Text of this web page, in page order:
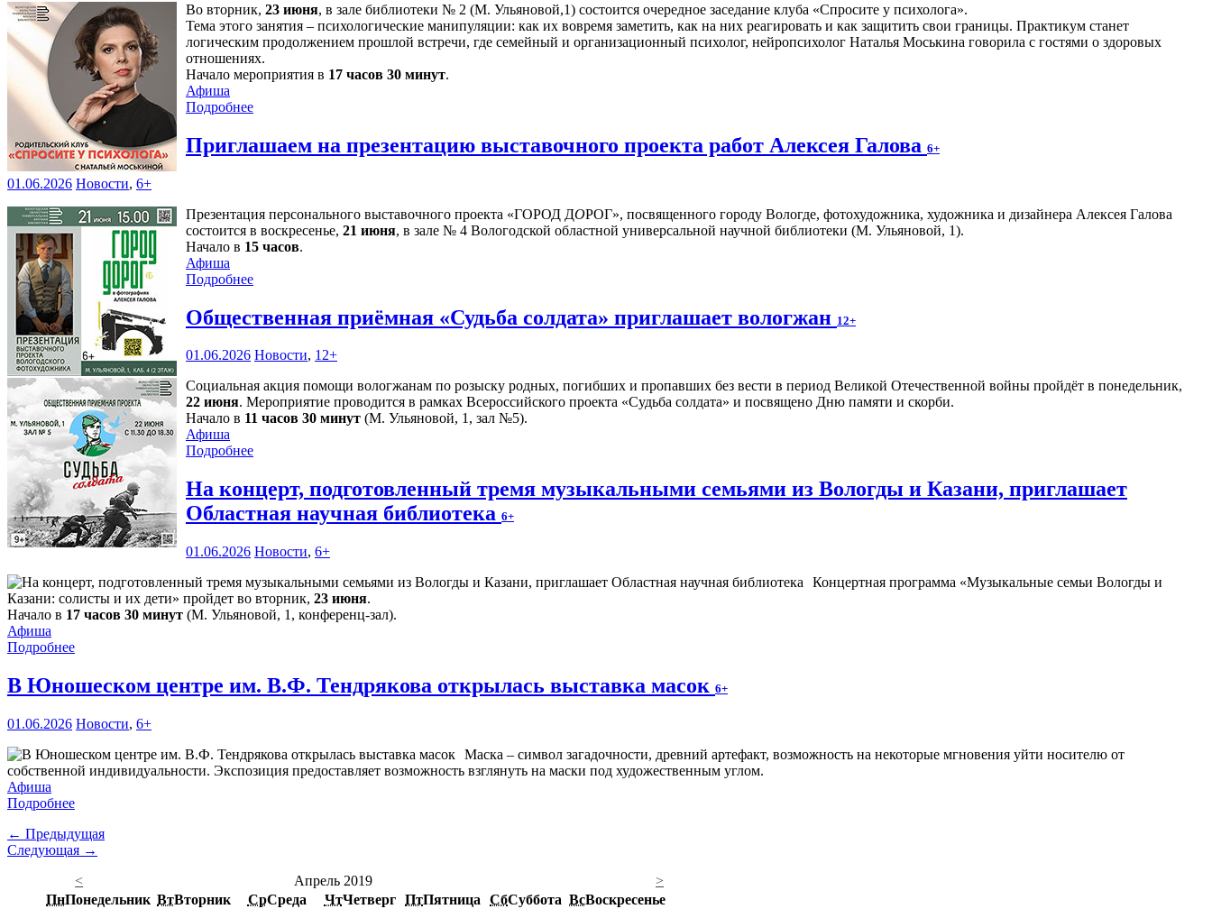
Во вторник, 23 июня, в зале библиотеки № 2 (М. Ульяновой,1) состоится очередное заседание клуба «Спросите у психолога».
Тема этого занятия – психологические манипуляции: как их вовремя заметить, как на них реагировать и как защитить свои границы. Практикум станет
логическим продолжением прошлой встречи, где семейный и организационный психолог, нейропсихолог Наталья Моськина говорила с гостями о здоровых
отношениях.
Начало мероприятия в 17 часов 30 минут.
Афиша
Подробнее
Приглашаем на презентацию выставочного проекта работ Алексея Галова 6+
01.06.2026 Новости, 6+
Презентация персонального выставочного проекта «ГОРОД ДОРОГ», посвященного городу Вологде, фотохудожника, художника и дизайнера Алексея Галова
состоится в воскресенье, 21 июня, в зале № 4 Вологодской областной универсальной научной библиотеки (М. Ульяновой, 1).
Начало в 15 часов.
Афиша
Подробнее
Общественная приёмная «Судьба солдата» приглашает вологжан 12+
01.06.2026 Новости, 12+
Социальная акция помощи вологжанам по розыску родных, погибших и пропавших без вести в период Великой Отечественной войны пройдёт в понедельник,
22 июня. Мероприятие проводится в рамках Всероссийского проекта «Судьба солдата» и посвящено Дню памяти и скорби.
Начало в 11 часов 30 минут (М. Ульяновой, 1, зал №5).
Афиша
Подробнее
На концерт, подготовленный тремя музыкальными семьями из Вологды и Казани, приглашает
Областная научная библиотека 6+
01.06.2026 Новости, 6+
Концертная программа «Музыкальные семьи Вологды и
Казани: солисты и их дети» пройдет во вторник, 23 июня.
Начало в 17 часов 30 минут (М. Ульяновой, 1, конференц-зал).
Афиша
Подробнее
В Юношеском центре им. В.Ф. Тендрякова открылась выставка масок 6+
01.06.2026 Новости, 6+
Маска – символ загадочности, древний артефакт, возможность на некоторые мгновения уйти носителю от
собственной индивидуальности. Экспозиция предоставляет возможность взглянуть на маски под художественным углом.
Афиша
Подробнее
← Предыдущая
Следующая →
<
Апрель 2019
>
ПнПонедельник ВтВторник СрСреда ЧтЧетверг ПтПятница СбСуббота ВсВоскресенье